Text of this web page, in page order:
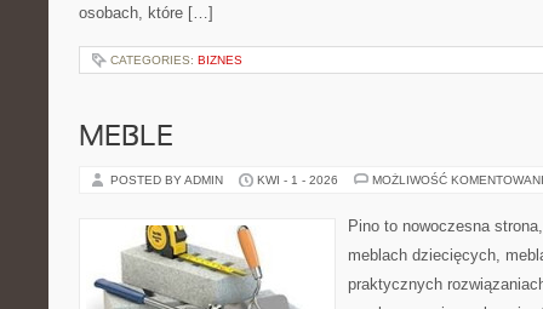
osobach, które […]
CATEGORIES: BIZNES
MEBLE
POSTED BY ADMIN KWI - 1 - 2026 MOŻLIWOŚĆ
Pino to nowoczesna
meblach dziecięcych,
praktycznych